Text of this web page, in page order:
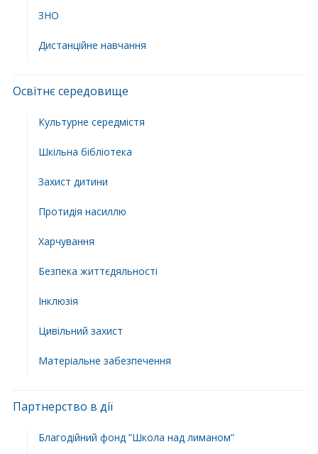
ЗНО
Дистанційне навчання
Освітнє середовище
Культурне середмістя
Шкільна бібліотека
Захист дитини
Протидія насиллю
Харчування
Безпека життєдяльності
Інклюзія
Цивільний захист
Матеріальне забезпечення
Партнерство в дії
Благодійний фонд ”Школа над лиманом”